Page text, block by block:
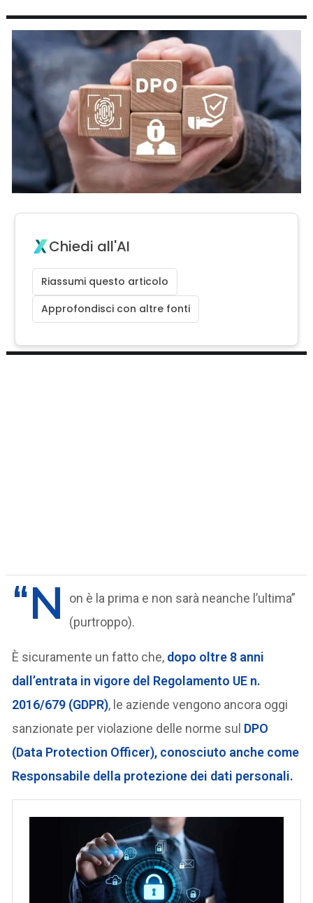
Chiedi all'AI
Riassumi questo articolo
Approfondisci con altre fonti
“N
on è la prima e non sarà neanche l’ultima”
(purtroppo).
È sicuramente un fatto che, dopo oltre 8 anni
dall’entrata in vigore del Regolamento UE n.
2016/679 (GDPR), le aziende vengono ancora oggi
sanzionate per violazione delle norme sul DPO
(Data Protection Officer), conosciuto anche come
Responsabile della protezione dei dati personali.